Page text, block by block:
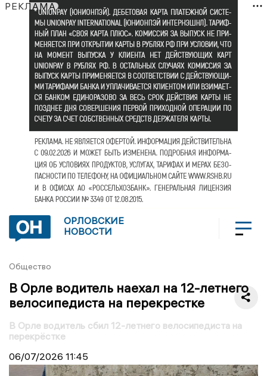
РЕКЛАМА
ОРЛОВСКИЕ
НОВОСТИ
Общество
В Орле водитель наехал на 12-летнего
велосипедиста на перекрестке
В Орле водитель сбил 12-летнего велосипедиста на
перекрёстке
06/07/2026 11:45